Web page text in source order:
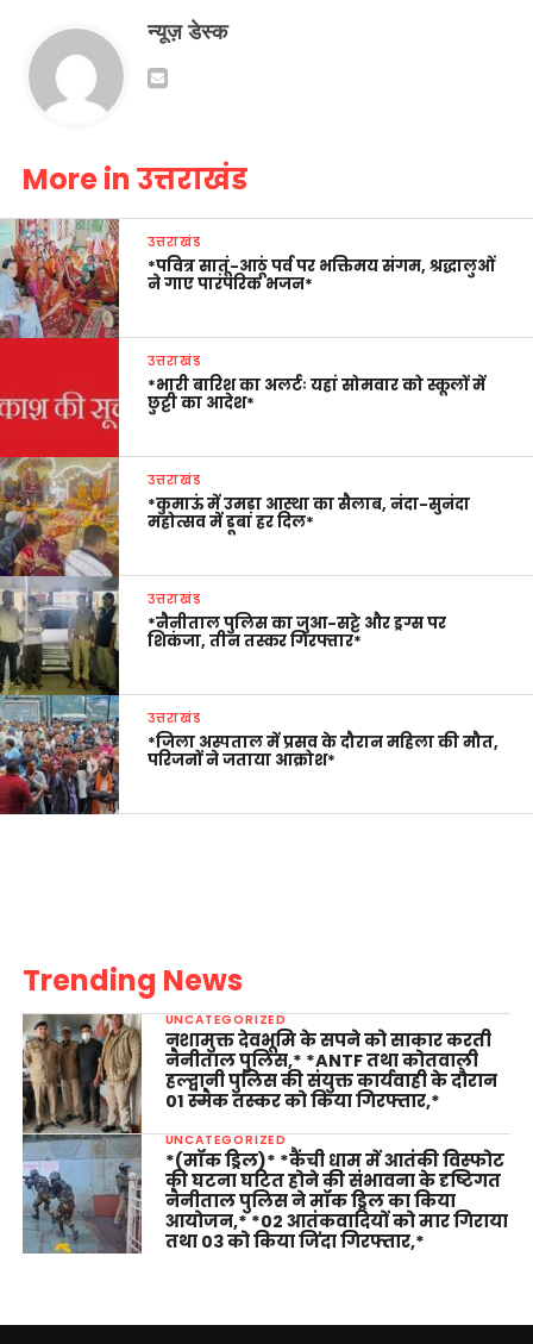
न्यूज़ डेस्क
More in उत्तराखंड
उत्तराखंड
*पवित्र सातूं-आठूं पर्व पर भक्तिमय संगम, श्रद्धालुओं
ने गाए पारंपरिक भजन*
उत्तराखंड
*भारी बारिश का अलर्टः यहां सोमवार को स्कूलों में
छुट्टी का आदेश*
उत्तराखंड
*कुमाऊं में उमड़ा आस्था का सैलाब, नंदा-सुनंदा
महोत्सव में डूबा हर दिल*
उत्तराखंड
*नैनीताल पुलिस का जुआ-सट्टे और ड्रग्स पर
शिकंजा, तीन तस्कर गिरफ्तार*
उत्तराखंड
*जिला अस्पताल में प्रसव के दौरान महिला की मौत,
परिजनों ने जताया आक्रोश*
Trending News
UNCATEGORIZED
नशामुक्त देवभूमि के सपने को साकार करती
नैनीताल पुलिस,* *ANTF तथा कोतवाली
हल्द्वानी पुलिस की संयुक्त कार्यवाही के दौरान
01 स्मैक तस्कर को किया गिरफ्तार,*
UNCATEGORIZED
*(मॉक ड्रिल)* *कैंची धाम में आतंकी विस्फोट
की घटना घटित होने की संभावना के दृष्टिगत
नैनीताल पुलिस ने मॉक ड्रिल का किया
आयोजन,* *02 आतंकवादियों को मार गिराया
तथा 03 को किया जिंदा गिरफ्तार,*